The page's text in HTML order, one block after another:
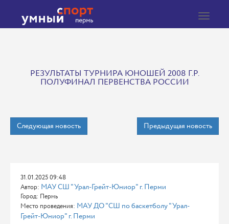
Toggle
РЕЗУЛЬТАТЫ ТУРНИРА ЮНОШЕЙ 2008 Г.Р.
ПОЛУФИНАЛ ПЕРВЕНСТВА РОССИИ
Следующая новость Предыдущая новость
31.01.2025 09:48
Автор: МАУ СШ "Урал-Грейт-Юниор" г. Перми
Город: Пермь
Место проведения: МАУ ДО "СШ по баскетболу "Урал-
Грейт-Юниор" г. Перми